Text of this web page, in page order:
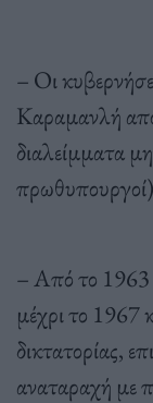
– Οι
Καραμανλή
διαλείμματα
πρωθυπουργοί)
– Από το 1963
μέχρι το 1967
δικτατορίας,
αναταραχή με